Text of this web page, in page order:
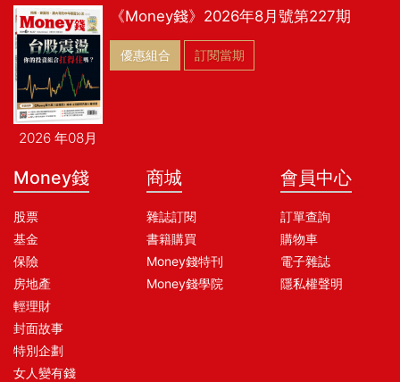
2026 年08月
《Money錢》2026年8月號第227期
優惠組合 訂閱當期
Money錢
股票
基金
保險
房地產
輕理財
封面故事
特別企劃
女人變有錢
商城
雜誌訂閱
書籍購買
Money錢特刊
Money錢學院
會員中心
訂單查詢
購物車
電子雜誌
隱私權聲明